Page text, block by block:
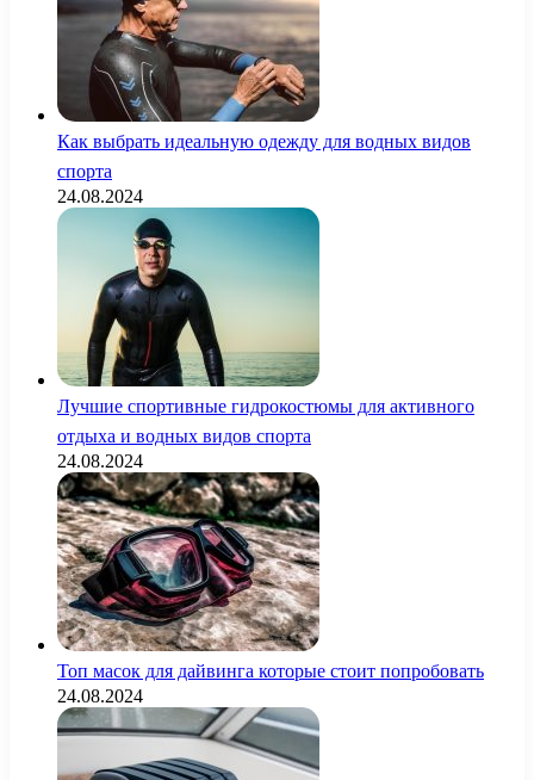
Как выбрать идеальную одежду для водных видов
спорта
24.08.2024
Лучшие спортивные гидрокостюмы для активного
отдыха и водных видов спорта
24.08.2024
Топ масок для дайвинга которые стоит попробовать
24.08.2024